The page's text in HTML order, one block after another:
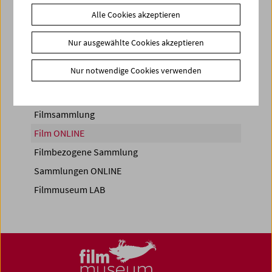
Filmsammlung
Film ONLINE
Filmbezogene Sammlung
Sammlungen ONLINE
Filmmuseum LAB
Alle Cookies akzeptieren
Nur ausgewählte Cookies akzeptieren
Nur notwendige Cookies verwenden